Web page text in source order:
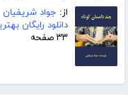
از: جواد شریفیان
دانلود رایگان
۳۳ صفحه